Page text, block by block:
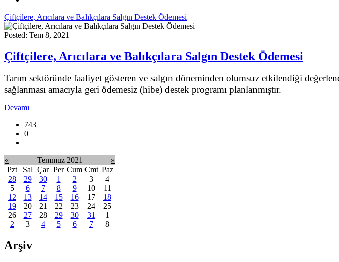
Çiftçilere, Arıcılara ve Balıkçılara Salgın Destek Ödemesi
Posted: Tem 8, 2021
Çiftçilere, Arıcılara ve Balıkçılara Salgın Destek Ödemesi
Tarım sektöründe faaliyet gösteren ve salgın döneminden olumsuz etkilendiği
sağlanması amacıyla geri ödemesiz (hibe) destek programı planlanmıştır.
Devamı
743
0
« Temmuz 2021
»
Pzt
Sal Çar Per Cum Cmt Paz
28
29 30 1 2 3
4
5
6 7 8 9 10
11
12
13 14 15 16 17
18
19
20 21 22 23 24
25
26
27 28 29 30 31
1
2
3 4 5 6 7 8
Arşiv